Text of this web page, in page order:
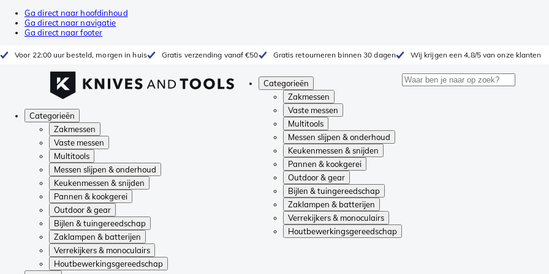
Ga direct naar hoofdinhoud
Ga direct naar navigatie
Ga direct naar footer
Voor 22:00 uur besteld, morgen in huis Gratis verzending vanaf €50 Gratis retourneren binnen 30 dagen Wij krijgen een 4,8/5 van onze klanten
Categorieën
Zakmessen
Vaste messen
Multitools
Messen slijpen & onderhoud
Keukenmessen & snijden
Pannen & kookgerei
Outdoor & gear
Bijlen & tuingereedschap
Zaklampen & batterijen
Verrekijkers & monoculairs
Houtbewerkingsgereedschap
Categorieën
Zakmessen
Vaste messen
Multitools
Messen slijpen & onderhoud
Keukenmessen & snijden
Pannen & kookgerei
Outdoor & gear
Bijlen & tuingereedschap
Zaklampen & batterijen
Verrekijkers & monoculairs
Houtbewerkingsgereedschap